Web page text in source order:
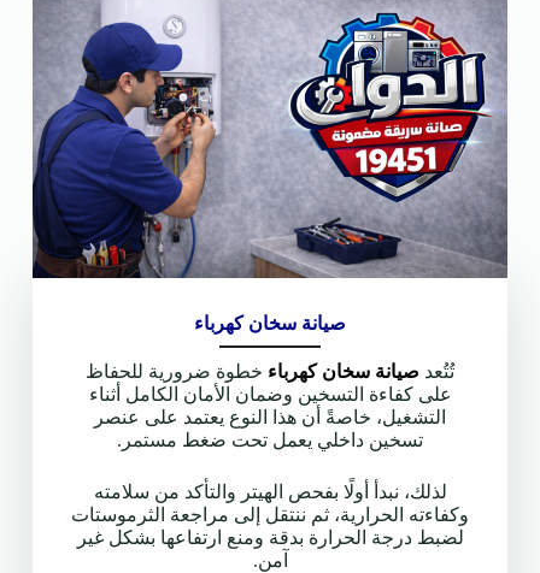
صيانة سخان كهرباء
تُتُعد صيانة سخان كهرباء خطوة ضرورية للحفاظ
على كفاءة التسخين وضمان الأمان الكامل أثناء
التشغيل، خاصةً أن هذا النوع يعتمد على عنصر
تسخين داخلي يعمل تحت ضغط مستمر.
لذلك، نبدأ أولًا بفحص الهيتر والتأكد من سلامته
وكفاءته الحرارية، ثم ننتقل إلى مراجعة الثرموستات
لضبط درجة الحرارة بدقة ومنع ارتفاعها بشكل غير
آمن.